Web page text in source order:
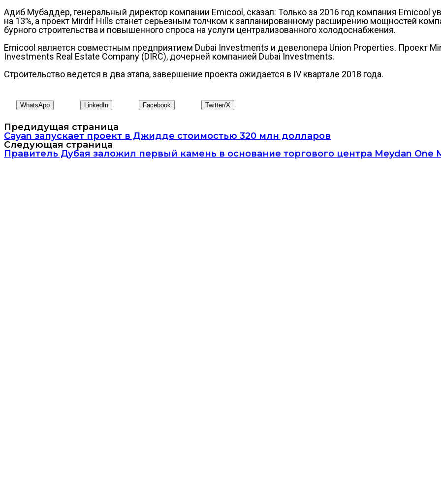
Адиб Мубаддер, генеральный директор компании Emicool, сказал: Только за 2016 год компания
на 13%, а проект Mirdif Hills станет серьезным толчком к запланированному расширению мощностей
бурного строительства и повышенного спроса на услуги централизованного холодоснабжения.
Emicool является совместным предприятием Dubai Investments и девелопера Union Properties. Проект
Investments Real Estate Company (DIRC), дочерней компанией Dubai Investments.
Строительство ведется в два этапа, завершение проекта ожидается в IV квартале 2018 года.
WhatsApp LinkedIn Facebook Twitter/X
Предидущая страница
Cayan запускает проект в Джидде стоимостью 320 млн долларов
Следующая страница
Правитель Дубая заложил первый камень в основание торгового центра Meydan One